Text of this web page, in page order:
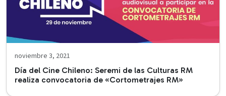
noviembre 3, 2021
Día del Cine Chileno: Seremi de las Culturas RM
realiza convocatoria de «Cortometrajes RM»